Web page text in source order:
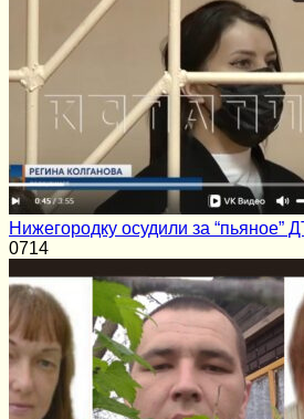
Нижегородку осудили за “пьяное”
0714